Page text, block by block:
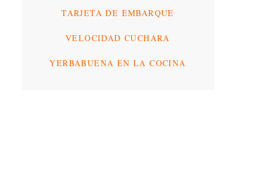
TARJETA DE EMBARQUE
VELOCIDAD CUCHARA
YERBABUENA EN LA COCINA